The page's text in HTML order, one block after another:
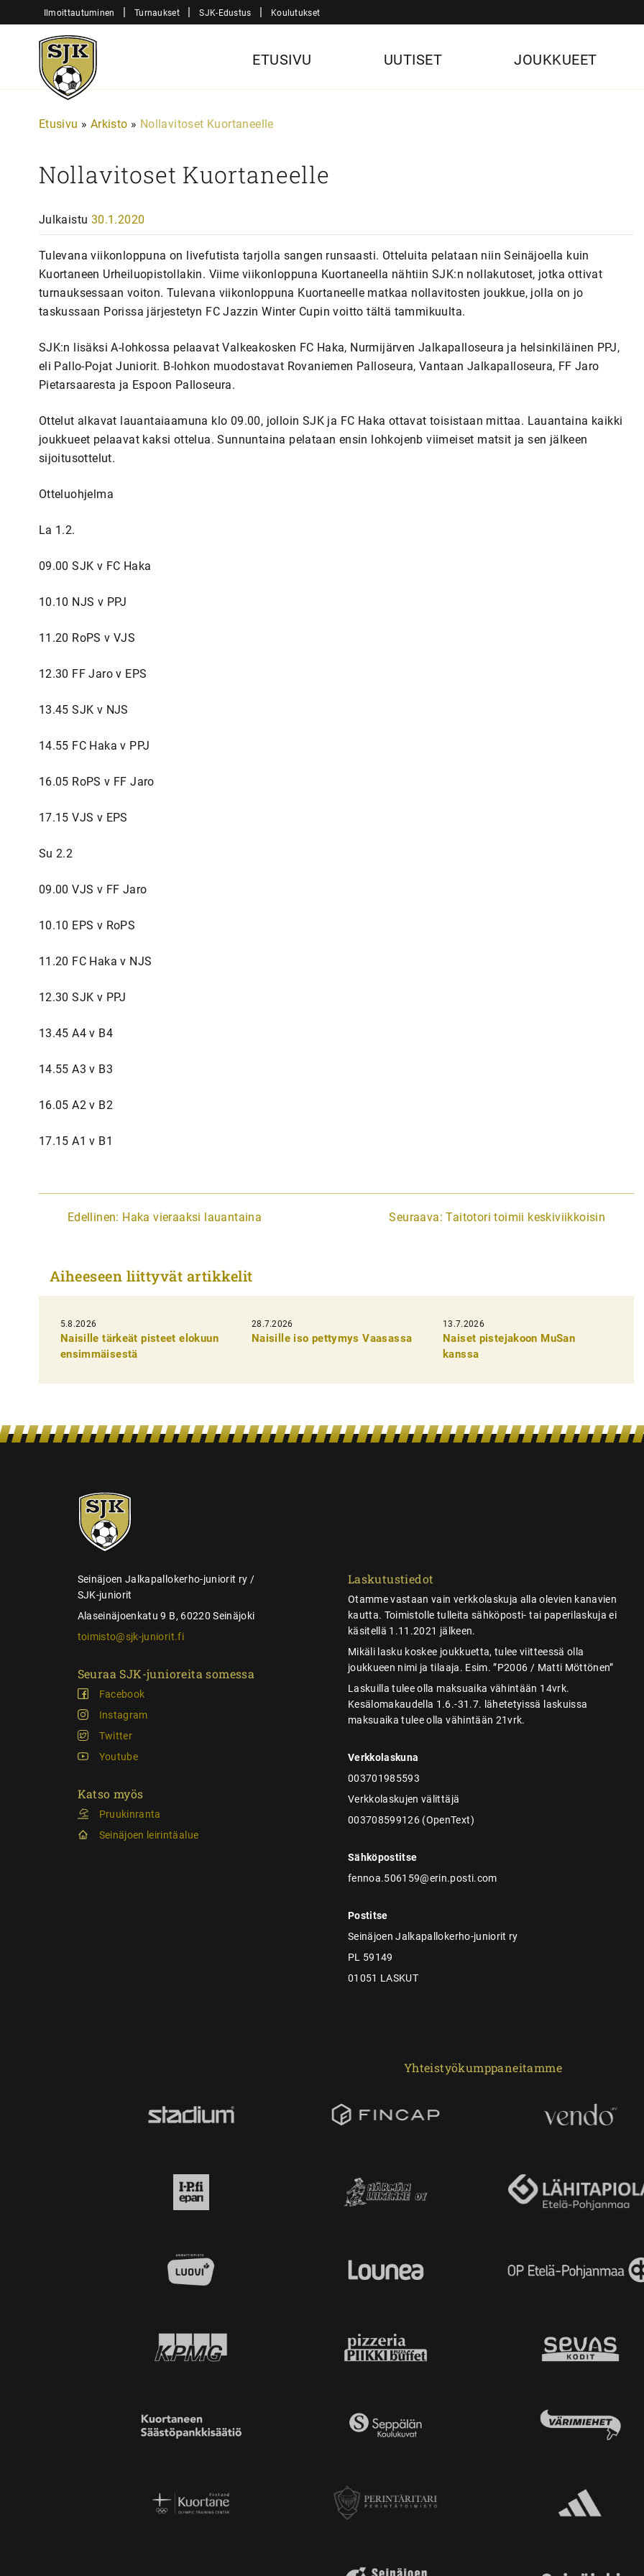
sisältöön
Ilmoittautuminen | Turnaukset | SJK-Edustus | Koulutukset
Sjk-
Juniorit
ETUSIVU UUTISET JOUKKUEET
Etusivu » Arkisto » Nollavitoset Kuortaneelle
Nollavitoset Kuortaneelle
Julkaistu 30.1.2020
Tulevana viikonloppuna on livefutista tarjolla sangen runsaasti. Otteluita pelataan niin Seinäjoella kuin
Kuortaneen Urheiluopistollakin. Viime viikonloppuna Kuortaneella nähtiin SJK:n nollakutoset, jotka ottivat
turnauksessaan voiton. Tulevana viikonloppuna Kuortaneelle matkaa nollavitosten joukkue, jolla on jo
taskussaan Porissa järjestetyn FC Jazzin Winter Cupin voitto tältä tammikuulta.
SJK:n lisäksi A-lohkossa pelaavat Valkeakosken FC Haka, Nurmijärven Jalkapalloseura ja helsinkiläinen PPJ,
eli Pallo-Pojat Juniorit. B-lohkon muodostavat Rovaniemen Palloseura, Vantaan Jalkapalloseura, FF Jaro
Pietarsaaresta ja Espoon Palloseura.
Ottelut alkavat lauantaiaamuna klo 09.00, jolloin SJK ja FC Haka ottavat toisistaan mittaa. Lauantaina kaikki
joukkueet pelaavat kaksi ottelua. Sunnuntaina pelataan ensin lohkojenb viimeiset matsit ja sen jälkeen
sijoitusottelut.
Otteluohjelma
La 1.2.
09.00 SJK v FC Haka
10.10 NJS v PPJ
11.20 RoPS v VJS
12.30 FF Jaro v EPS
13.45 SJK v NJS
14.55 FC Haka v PPJ
16.05 RoPS v FF Jaro
17.15 VJS v EPS
Su 2.2
09.00 VJS v FF Jaro
10.10 EPS v RoPS
11.20 FC Haka v NJS
12.30 SJK v PPJ
13.45 A4 v B4
14.55 A3 v B3
16.05 A2 v B2
17.15 A1 v B1
A
i
k
e
n
Edellinen: Haka vieraaksi lauantaina Seuraava: Taitotori toimii keskiviikkoisin
Aiheeseen liittyvät artikkelit
5.8.2026
Naisille tärkeät pisteet elokuun
ensimmäisestä
28.7.2026
Naisille iso pettymys Vaasassa
13.7.2026
Naiset pistejakoon MuSan
kanssa
SJK-
juniorit
Seinäjoen Jalkapallokerho-juniorit ry /
SJK-juniorit
Alaseinäjoenkatu 9 B, 60220 Seinäjoki
toimisto@sjk-juniorit.fi
Seuraa SJK-junioreita somessa
Facebook
Instagram
Twitter
Youtube
Katso myös
Pruukinranta
Seinäjoen leirintäalue
Laskutustiedot
Otamme vastaan vain verkkolaskuja alla olevien kanavien
kautta. Toimistolle tulleita sähköposti- tai paperilaskuja ei
käsitellä 1.11.2021 jälkeen.
Mikäli lasku koskee joukkuetta, tulee viitteessä olla
joukkueen nimi ja tilaaja. Esim. ”P2006 / Matti Möttönen”
Laskuilla tulee olla maksuaika vähintään 14vrk.
Kesälomakaudella 1.6.-31.7. lähetetyissä laskuissa
maksuaika tulee olla vähintään 21vrk.
Verkkolaskuna
003701985593
Verkkolaskujen välittäjä
003708599126 (OpenText)
Sähköpostitse
fennoa.506159@erin.posti.com
Postitse
Seinäjoen Jalkapallokerho-juniorit ry
PL 59149
01051 LASKUT
Yhteistyökumppaneitamme